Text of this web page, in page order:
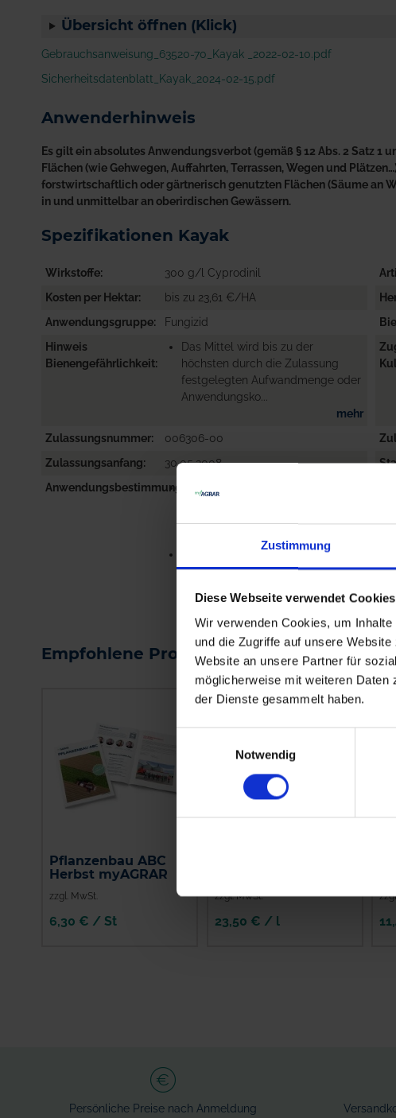
Zustimmung
Diese Webseite verwendet Cookies
Wir verwenden Cookies, um
und die Zugriffe auf unsere
Website an unsere Partner für
möglicherweise mit weiteren Daten
der Dienste gesammelt haben.
Notwendig
Übersicht öffnen (Klick)
Gebrauchsanweisung_63520-70_Kayak _2022-02-10.pdf
Sicherheitsdatenblatt_Kayak_2024-02-15.pdf
Anwenderhinweis
Es gilt ein absolutes Anwendungsverbot (gemäß § 12 Abs. 2 Satz
Flächen (wie Gehwegen, Auffahrten, Terrassen, Wegen und
forstwirtschaftlich oder gärtnerisch genutzten Flächen (Säume an
in und unmittelbar an oberirdischen Gewässern.
Spezifikationen Kayak
Wirkstoffe 300 g/l Cyprodinil
Kosten per Hektar
bis zu 23,61 €/HA
Anwendungsgruppe
Fungizid
Hinweis
Bienengefährlichkeit
Das Mittel wird bis zu der
höchsten durch die Zulassung
festgelegten Aufwandmenge oder
Anwendungsko...
mehr
Zulassungsnummer 006306-00
Zulassungsanfang
30.05.2008
AnwendungsbestimmungenSPO5-VOR DEM
GEWÄCHSHAUS GRÜNDLICH ZU
NB6641-DAS MITTEL WIRD BIS ZU
D...
Empfohlene Produkte
Pflanzenbau ABC
Herbst myAGRAR
zzgl. MwSt.
6,30 € / St
zzgl. MwSt.
23,50 € / l
Persönliche Preise nach Anmeldung